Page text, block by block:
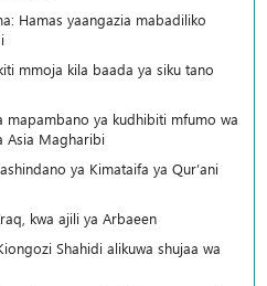
Hamas yaangazia mabadiliko
mmoja kila baada ya siku tano
mapambano ya kudhibiti mfumo wa
Asia Magharibi
ya Kimataifa ya Qur’ani
kwa ajili ya Arbaeen
Shahidi alikuwa shujaa wa